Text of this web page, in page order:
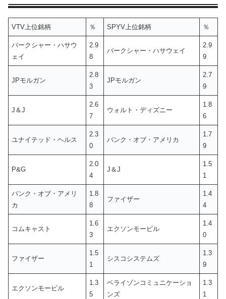
VTV上位銘柄 ％ SPYV上位銘柄 ％
バークシャー・ハサウ
ェイ
2.9
8
バークシャー・ハサウェイ
2.9
9
JPモルガン
2.8
3
JPモルガン
2.7
9
J＆J
2.6
7
ウォルト・ディズニー
1.8
6
ユナイテッド・ヘルス
2.3
0
バンク・オブ・アメリカ
1.7
9
P&G
2.0
4
J＆J
1.5
1
バンク・オブ・アメリ
カ
1.8
8
ファイザー
1.4
4
コムキャスト
1.6
3
エクソンモービル
1.4
0
ファイザー
1.5
1
シスコシステムズ
1.3
9
エクソンモービル
1.3
5
ベライゾンコミュニケーショ
ンズ
1.3
1